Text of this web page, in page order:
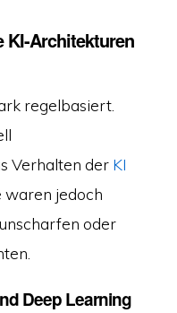
KI-Architekturen
regelbasiert.
Verhalten der KI
waren jedoch
oder
Deep Learning